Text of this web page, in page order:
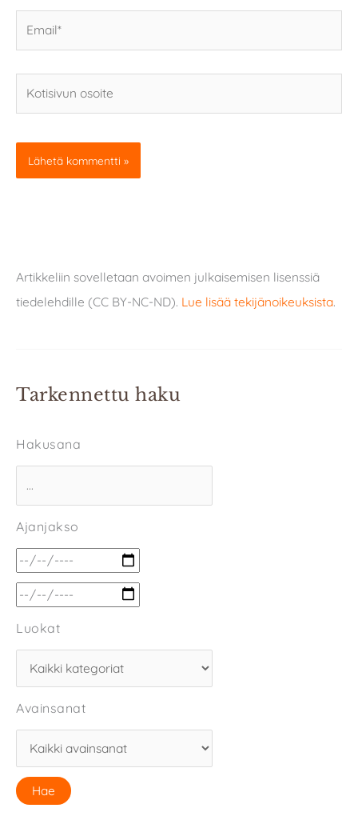
osoite
Artikkeliin sovelletaan avoimen julkaisemisen lisenssiä
tiedelehdille (CC BY-NC-ND). Lue lisää tekijänoikeuksista.
Tarkennettu haku
Hakusana
Ajanjakso
Luokat
Avainsanat